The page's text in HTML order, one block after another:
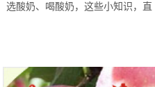
选酸奶、喝酸奶，这些小知识，直